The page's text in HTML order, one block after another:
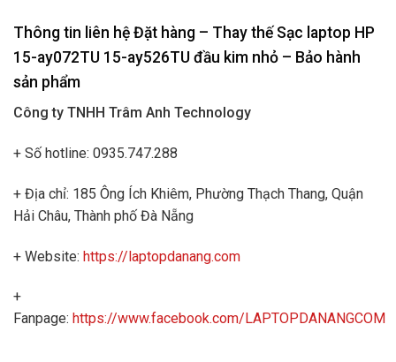
Thông tin liên hệ Đặt hàng – Thay thế Sạc laptop HP
15-ay072TU 15-ay526TU đầu kim nhỏ – Bảo hành
sản phẩm
Công ty TNHH Trâm Anh Technology
+ Số hotline: 0935.747.288
+ Địa chỉ: 185 Ông Ích Khiêm, Phường Thạch Thang, Quận
Hải Châu, Thành phố Đà Nẵng
+ Website: https://laptopdanang.com
+
Fanpage: https://www.facebook.com/LAPTOPDANANGCOM